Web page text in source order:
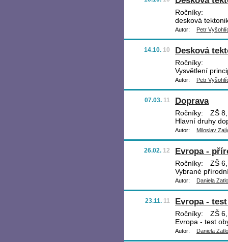
Ročníky:
desková
Autor: Petr
14.10. 10 Desková
Ročníky:
Vysvětlení
Autor: Petr
07.03. 11 Doprava
Ročníky:
ZŠ
Hlavní druhy
Autor: Miloslav
26.02. 12 Evropa -
Ročníky:
ZŠ
Vybrané
Autor: Daniela
23.11. 11 Evropa -
Ročníky:
ZŠ
Evropa - test
Autor: Daniela